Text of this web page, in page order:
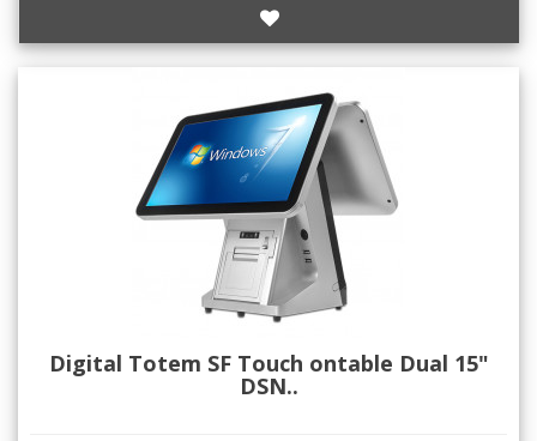
Digital Totem SF Touch ontable Dual 15"
DSN..